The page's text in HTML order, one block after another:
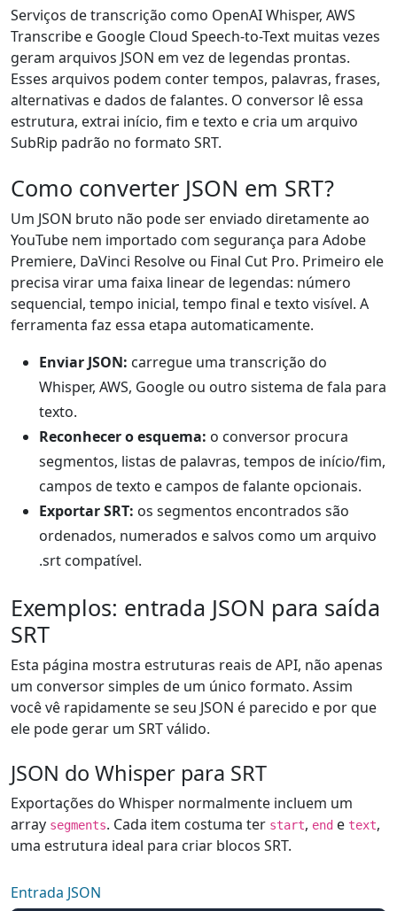
Serviços de transcrição como OpenAI Whisper, AWS
Transcribe e Google Cloud Speech-to-Text muitas vezes
geram arquivos JSON em vez de legendas prontas.
Esses arquivos podem conter tempos, palavras, frases,
alternativas e dados de falantes. O conversor lê essa
estrutura, extrai início, fim e texto e cria um arquivo
SubRip padrão no formato SRT.
Como converter JSON em SRT?
Um JSON bruto não pode ser enviado diretamente ao
YouTube nem importado com segurança para Adobe
Premiere, DaVinci Resolve ou Final Cut Pro. Primeiro ele
precisa virar uma faixa linear de legendas: número
sequencial, tempo inicial, tempo final e texto visível. A
ferramenta faz essa etapa automaticamente.
Enviar JSON: carregue uma transcrição do
Whisper, AWS, Google ou outro sistema de fala para
texto.
Reconhecer o esquema: o conversor procura
segmentos, listas de palavras, tempos de início/fim,
campos de texto e campos de falante opcionais.
Exportar SRT: os segmentos encontrados são
ordenados, numerados e salvos como um arquivo
.srt compatível.
Exemplos: entrada JSON para saída
SRT
Esta página mostra estruturas reais de API, não apenas
um conversor simples de um único formato. Assim
você vê rapidamente se seu JSON é parecido e por que
ele pode gerar um SRT válido.
JSON do Whisper para SRT
Exportações do Whisper normalmente incluem um
array segments. Cada item costuma ter start, end e text,
uma estrutura ideal para criar blocos SRT.
Entrada JSON